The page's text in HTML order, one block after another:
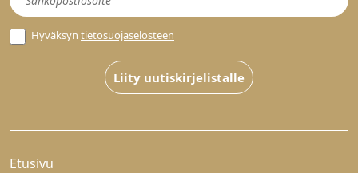
Hyväksyn tietosuojaselosteen
Liity uutiskirjelistalle
Etusivu